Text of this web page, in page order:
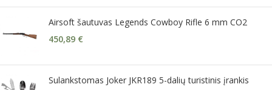
Airsoft šautuvas Legends Cowboy Rifle 6 mm CO2
450,89 €
Sulankstomas Joker JKR189 5-dalių turistinis įrankis